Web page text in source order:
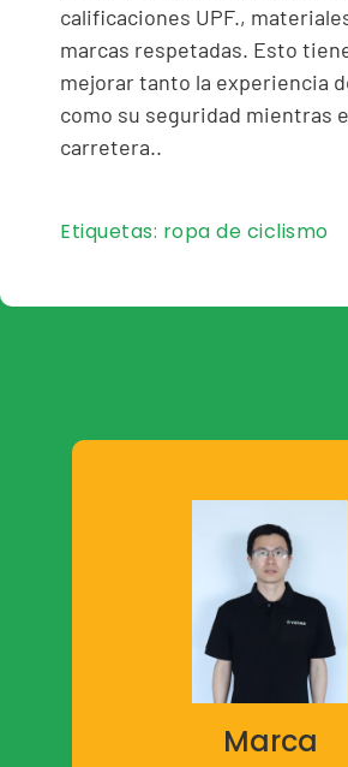
calificaciones UPF.,
marcas respetadas. Esto
mejorar tanto la experiencia
como su seguridad mientras
carretera..
Etiquetas: ropa de ciclismo
Marca